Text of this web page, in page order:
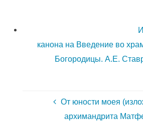
канона на Введение во
Богородицы. А.Е.
От юности моея
архимандрита